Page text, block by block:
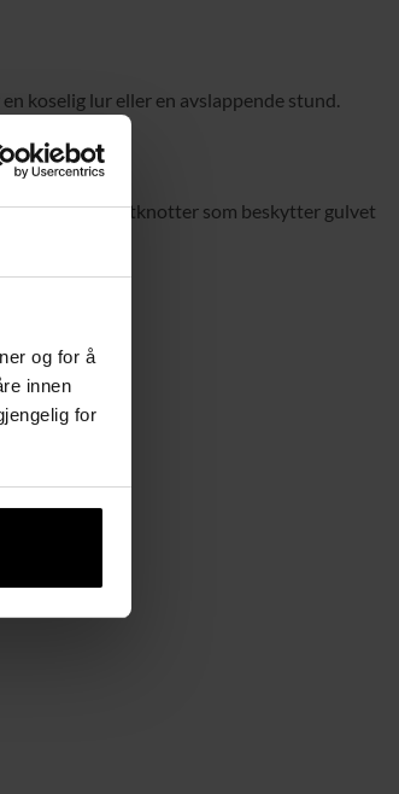
og for å
innen
for
koselig lur eller en avslappende stund.
sklisikre filtknotter som beskytter gulvet